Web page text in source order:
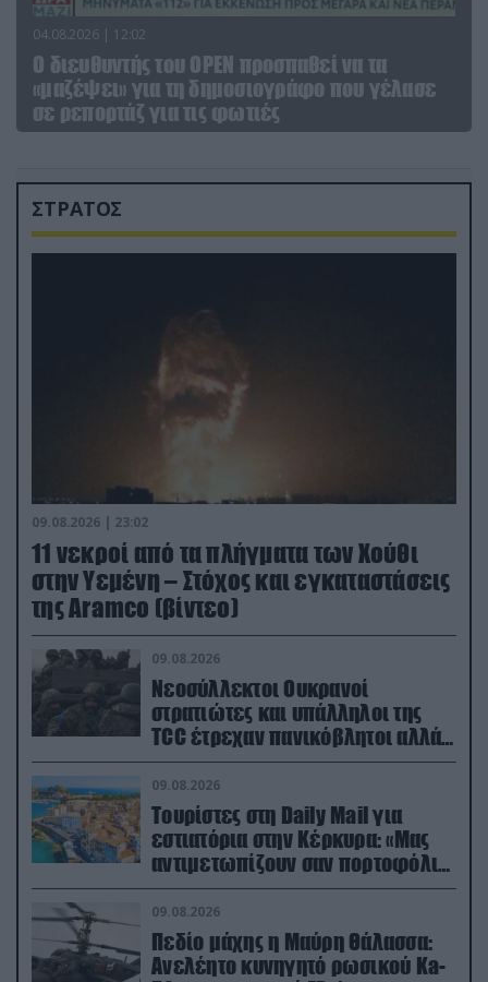
04.08.2026 | 12:02
O διευθυντής του OPEN προσπαθεί να τα
«μαζέψει» για τη δημοσιογράφο που γέλασε
σε ρεπορτάζ για τις φωτιές
ΣΤΡΑΤΟΣ
09.08.2026 | 23:02
11 νεκροί από τα πλήγματα των Χούθι
στην Υεμένη – Στόχος και εγκαταστάσεις
της Aramco (βίντεο)
09.08.2026
Νεοσύλλεκτοι Ουκρανοί
στρατιώτες και υπάλληλοι της
TCC έτρεχαν πανικόβλητοι αλλά…
εξοντώθηκαν – Δείτε βίντεο
09.08.2026
Τουρίστες στη Daily Mail για
εστιατόρια στην Κέρκυρα: «Μας
αντιμετωπίζουν σαν πορτοφόλια
με πόδια»
09.08.2026
Πεδίο μάχης η Μαύρη Θάλασσα:
Ανελέητο κυνηγητό ρωσικού Ka-